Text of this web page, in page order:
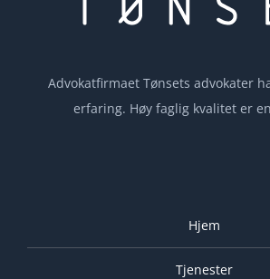
Advokatfirmaet Tønsets advokater
erfaring. Høy faglig kvalitet er
Hjem
Tjenester